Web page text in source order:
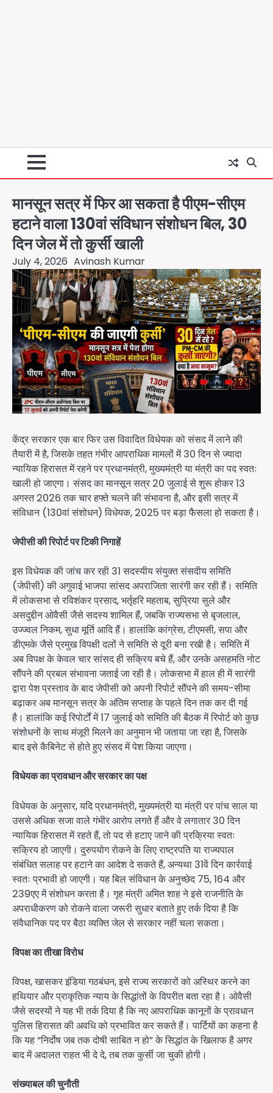
मानसून सत्र में फिर आ सकता है पीएम-सीएम
हटाने वाला 130वां संविधान संशोधन बिल, 30
दिन जेल में तो कुर्सी खाली
July 4, 2026 Avinash Kumar
केंद्र सरकार एक बार फिर उस विवादित विधेयक को संसद में लाने की
तैयारी में है, जिसके तहत गंभीर आपराधिक मामलों में 30 दिन से ज्यादा
न्यायिक हिरासत में रहने पर प्रधानमंत्री, मुख्यमंत्री या मंत्री का पद स्वतः
खाली हो जाएगा। संसद का मानसून सत्र 20 जुलाई से शुरू होकर 13
अगस्त 2026 तक चार हफ्ते चलने की संभावना है, और इसी सत्र में
संविधान (130वां संशोधन) विधेयक, 2025 पर बड़ा फैसला हो सकता है।
जेपीसी की रिपोर्ट पर टिकी निगाहें
इस विधेयक की जांच कर रही 31 सदस्यीय संयुक्त संसदीय समिति
(जेपीसी) की अगुवाई भाजपा सांसद अपराजिता सारंगी कर रही हैं। समिति
में लोकसभा से रविशंकर प्रसाद, भर्तृहरि महताब, सुप्रिया सुले और
असदुद्दीन ओवैसी जैसे सदस्य शामिल हैं, जबकि राज्यसभा से बृजलाल,
उज्ज्वल निकम, सुधा मूर्ति आदि हैं। हालांकि कांग्रेस, टीएमसी, सपा और
डीएमके जैसे प्रमुख विपक्षी दलों ने समिति से दूरी बना रखी है। समिति में
अब विपक्ष के केवल चार सांसद ही सक्रिय बचे हैं, और उनके असहमति नोट
सौंपने की प्रबल संभावना जताई जा रही है। लोकसभा में हाल ही में सारंगी
द्वारा पेश प्रस्ताव के बाद जेपीसी को अपनी रिपोर्ट सौंपने की समय-सीमा
बढ़ाकर अब मानसून सत्र के अंतिम सप्ताह के पहले दिन तक कर दी गई
है। हालांकि कई रिपोर्टों में 17 जुलाई को समिति की बैठक में रिपोर्ट को कुछ
संशोधनों के साथ मंजूरी मिलने का अनुमान भी जताया जा रहा है, जिसके
बाद इसे कैबिनेट से होते हुए संसद में पेश किया जाएगा।
विधेयक का प्रावधान और सरकार का पक्ष
विधेयक के अनुसार, यदि प्रधानमंत्री, मुख्यमंत्री या मंत्री पर पांच साल या
उससे अधिक सजा वाले गंभीर आरोप लगते हैं और वे लगातार 30 दिन
न्यायिक हिरासत में रहते हैं, तो पद से हटाए जाने की प्रक्रिया स्वतः
सक्रिय हो जाएगी। दुरुपयोग रोकने के लिए राष्ट्रपति या राज्यपाल
संबंधित सलाह पर हटाने का आदेश दे सकते हैं, अन्यथा 31वें दिन कार्रवाई
स्वतः प्रभावी हो जाएगी। यह बिल संविधान के अनुच्छेद 75, 164 और
239एए में संशोधन करता है। गृह मंत्री अमित शाह ने इसे राजनीति के
अपराधीकरण को रोकने वाला जरूरी सुधार बताते हुए तर्क दिया है कि
संवैधानिक पद पर बैठा व्यक्ति जेल से सरकार नहीं चला सकता।
विपक्ष का तीखा विरोध
विपक्ष, खासकर इंडिया गठबंधन, इसे राज्य सरकारों को अस्थिर करने का
हथियार और प्राकृतिक न्याय के सिद्धांतों के विपरीत बता रहा है। ओवैसी
जैसे सदस्यों ने यह भी तर्क दिया है कि नए आपराधिक कानूनों के प्रावधान
पुलिस हिरासत की अवधि को प्रभावित कर सकते हैं। पार्टियों का कहना है
कि यह “निर्दोष जब तक दोषी साबित न हो” के सिद्धांत के खिलाफ है अगर
बाद में अदालत राहत भी दे दे, तब तक कुर्सी जा चुकी होगी।
संख्याबल की चुनौती